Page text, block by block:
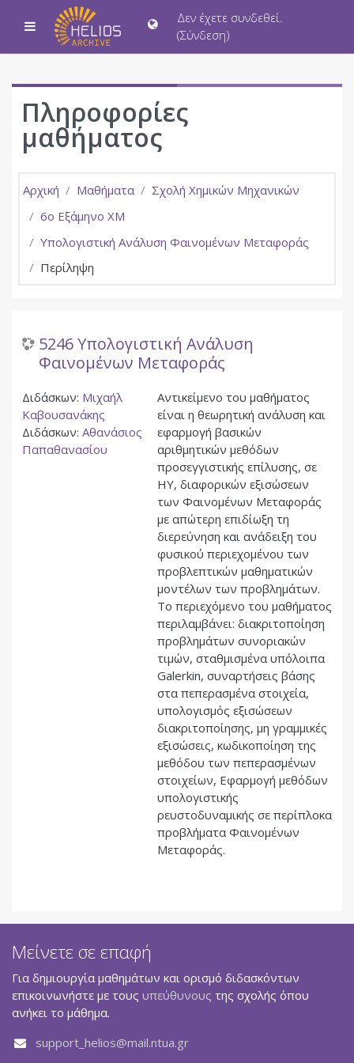
Μετάβαση στο κεντρικό περιεχόμενο
Πλευρικός πίνακας
Δεν έχετε συνδεθεί.
(Σύνδεση)
Πληροφορίες
μαθήματος
Αρχική Μαθήματα
Σχολή Χημικών Μηχανικών
6ο Εξάμηνο ΧΜ
Υπολογιστική Ανάλυση Φαινομένων Μεταφοράς
Περίληψη
5246 Υπολογιστική Ανάλυση
Φαινομένων Μεταφοράς
Αντικείμενο του μαθήματος
είναι η θεωρητική ανάλυση και
εφαρμογή βασικών
αριθμητικών μεθόδων
προσεγγιστικής επίλυσης, σε
ΗΥ, διαφορικών εξισώσεων
των Φαινομένων Μεταφοράς
με απώτερη επιδίωξη τη
διερεύνηση και ανάδειξη του
φυσικού περιεχομένου των
προβλεπτικών μαθηματικών
μοντέλων των προβλημάτων.
Το περιεχόμενο του μαθήματος
περιλαμβάνει: διακριτοποίηση
προβλημάτων συνοριακών
τιμών, σταθμισμένα υπόλοιπα
Galerkin, συναρτήσεις βάσης
στα πεπερασμένα στοιχεία,
υπολογισμός εξισώσεων
διακριτοποίησης, μη γραμμικές
εξισώσεις, κωδικοποίηση της
μεθόδου των πεπερασμένων
στοιχείων, Εφαρμογή μεθόδων
υπολογιστικής
ρευστοδυναμικής σε περίπλοκα
προβλήματα Φαινομένων
Μεταφοράς.
Διδάσκων: Μιχαήλ
Καβουσανάκης
Διδάσκων: Αθανάσιος
Παπαθανασίου
Μείνετε σε επαφή
Για δημιουργία μαθημάτων και ορισμό διδασκόντων
επικοινωνήστε με τους υπεύθυνους της σχολής όπου
ανήκει το μάθημα.
support_helios@mail.ntua.gr